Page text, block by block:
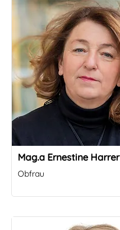
Mag.a Ernestine Harrer
Obfrau